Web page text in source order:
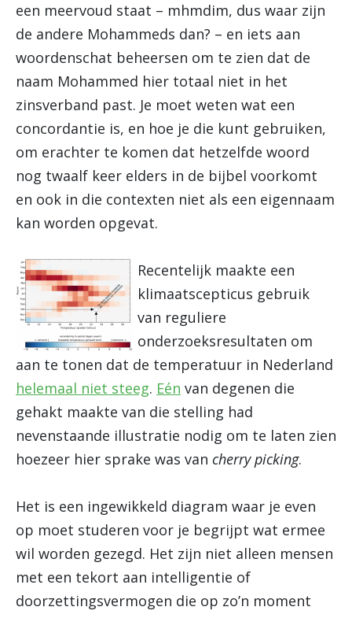
een meervoud staat – mhmdim, dus waar zijn
de andere Mohammeds dan? – en iets aan
woordenschat beheersen om te zien dat de
naam Mohammed hier totaal niet in het
zinsverband past. Je moet weten wat een
concordantie is, en hoe je die kunt gebruiken,
om erachter te komen dat hetzelfde woord
nog twaalf keer elders in de bijbel voorkomt
en ook in die contexten niet als een eigennaam
kan worden opgevat.
Recentelijk maakte een
klimaatscepticus gebruik
van reguliere
onderzoeksresultaten om
aan te tonen dat de temperatuur in Nederland
helemaal niet steeg. Eén van degenen die
gehakt maakte van die stelling had
nevenstaande illustratie nodig om te laten zien
hoezeer hier sprake was van cherry picking.
Het is een ingewikkeld diagram waar je even
op moet studeren voor je begrijpt wat ermee
wil worden gezegd. Het zijn niet alleen mensen
met een tekort aan intelligentie of
doorzettingsvermogen die op zo’n moment